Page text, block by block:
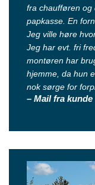
fra chaufføren
papkasse. En
Jeg ville høre
Jeg har evt. fri
montøren har
hjemme, da hun
nok sørge for
– Mail fra kunde